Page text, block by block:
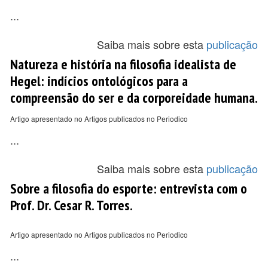
...
Saiba mais sobre esta publicação
Natureza e história na filosofia idealista de
Hegel: indícios ontológicos para a
compreensão do ser e da corporeidade humana.
Artigo apresentado no Artigos publicados no Periodico
...
Saiba mais sobre esta publicação
Sobre a filosofia do esporte: entrevista com o
Prof. Dr. Cesar R. Torres.
Artigo apresentado no Artigos publicados no Periodico
...